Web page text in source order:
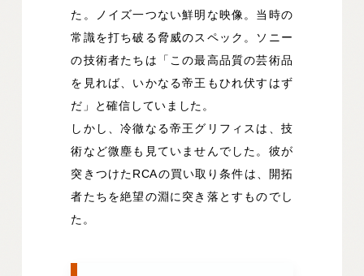
た。ノイズ一つない鮮明な映像。当時の
常識を打ち破る脅威のスペック。ソニー
の技術者たちは「この最高品質の芸術品
を見れば、いかなる帝王もひれ伏すはず
だ」と確信していました。
しかし、冷徹なる帝王グリフィスは、技
術など微塵も見ていませんでした。彼が
突きつけたRCAの買い取り条件は、開拓
者たちを絶望の淵に突き落とすものでし
た。